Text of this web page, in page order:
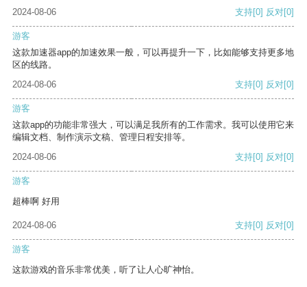
2024-08-06 支持[0] 反对[0]
游客
这款加速器app的加速效果一般，可以再提升一下，比如能够支持更多地
区的线路。
2024-08-06
支持[0] 反对[0]
游客
这款app的功能非常强大，可以满足我所有的工作需求。我可以使用它来
编辑文档、制作演示文稿、管理日程安排等。
2024-08-06
支持[0] 反对[0]
游客
超棒啊 好用
2024-08-06 支持[0] 反对[0]
游客
这款游戏的音乐非常优美，听了让人心旷神怡。